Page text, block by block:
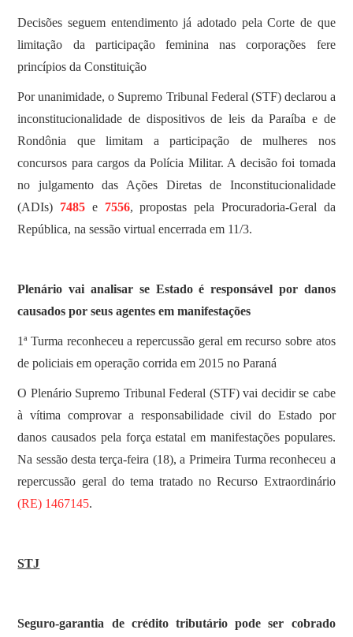
Decisões seguem entendimento já adotado pela Corte de que
limitação da participação feminina nas corporações fere
princípios da Constituição
Por unanimidade, o Supremo Tribunal Federal (STF) declarou a
inconstitucionalidade de dispositivos de leis da Paraíba e de
Rondônia que limitam a participação de mulheres nos
concursos para cargos da Polícia Militar. A decisão foi tomada
no julgamento das Ações Diretas de Inconstitucionalidade
(ADIs) 7485 e 7556, propostas pela Procuradoria-Geral da
República, na sessão virtual encerrada em 11/3.
Plenário vai analisar se Estado é responsável por danos
causados por seus agentes em manifestações
1ª Turma reconheceu a repercussão geral em recurso sobre atos
de policiais em operação corrida em 2015 no Paraná
O Plenário Supremo Tribunal Federal (STF) vai decidir se cabe
à vítima comprovar a responsabilidade civil do Estado por
danos causados pela força estatal em manifestações populares.
Na sessão desta terça-feira (18), a Primeira Turma reconheceu a
repercussão geral do tema tratado no Recurso Extraordinário
(RE) 1467145.
STJ
Seguro-garantia de crédito tributário pode ser cobrado